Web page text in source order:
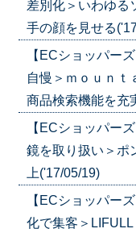
差別化＞いわゆる
手の顔を見せる
【ECショッパー
自慢＞ｍｏｕｎ
商品検索機能を充
【ECショッパー
鏡を取り扱い＞ポ
上('17/05/19)
【ECショッパー
化で集客＞